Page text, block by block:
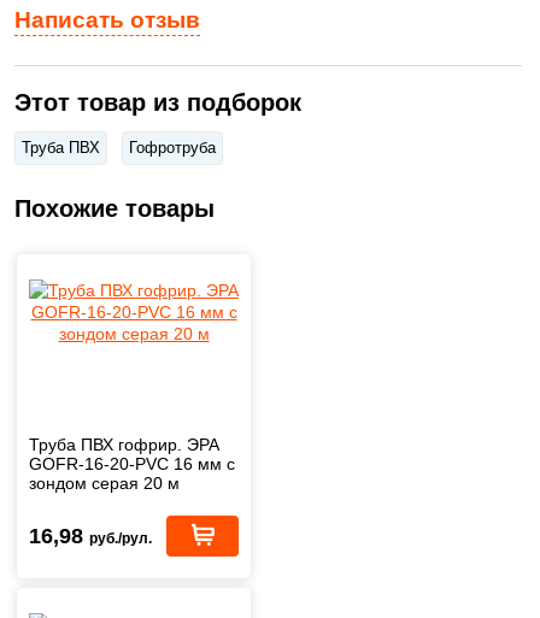
Написать отзыв
Этот товар из подборок
Труба ПВХ Гофротруба
Похожие товары
Труба ПВХ гофрир. ЭРА
GOFR-16-20-PVС 16 мм с
зондом серая 20 м
16,98 руб./рул.